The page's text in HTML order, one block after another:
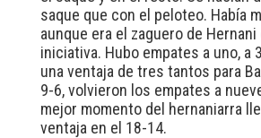
saque que con el peloteo. Había
aunque era el zaguero de
iniciativa. Hubo empates a uno, a
una ventaja de tres tantos para
9-6, volvieron los empates a
mejor momento del hernaniarra
ventaja en el 18-14.